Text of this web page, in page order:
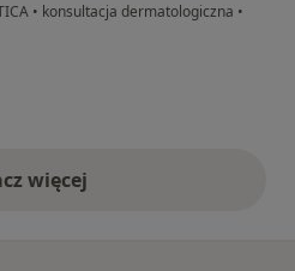
• konsultacja dermatologiczna •
Poli
więcej
opinie powyżej